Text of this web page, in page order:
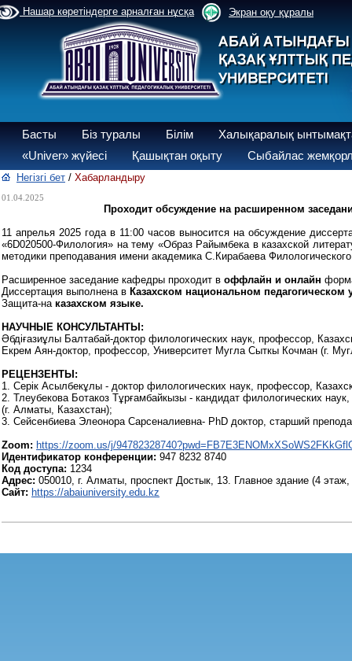
Нашар көретіндерге арналған нұсқа Экран оқу құралы
Басты Біз туралы Білім
Халықаралық
«Univer» жүйесі
Қашықтан оқыту Сыбайлас
Негізгі бет / Хабарландыру
01.04.2025
Проходит обсуждение на расширенном
11 апрелья 2025 года в 11:00 часов выносится на обсуждение
«6D020500-Филология» на тему «Образ Райымбека в казахской
методики преподавания имени академика С.Кирабаева
Расширенное заседание кафедры проходит в оффлайн и онлайн
Диссертация выполнена в Казахском национальном педагогическом
Защита-на казахском языке.
НАУЧНЫЕ КОНСУЛЬТАНТЫ:
Әбдіғазиұлы Балтабай-доктор филологических наук, профессор,
Екрем Аян-доктор, профессор, Университет Мугла Сыткы Кочман (г.
РЕЦЕНЗЕНТЫ:
1. Серік Асылбекұлы - доктор филологических наук, профессор,
2. Тлеубекова Ботакоз Тұрғамбайкызы - кандидат филологических
(г. Алматы, Казахстан);
3. Сейсенбиева Элеонора Сарсеналиевна- PhD доктор, старший
Zoom: https://zoom.us/j/
Идентификатор конференции: 947 8232 8740
Код доступа: 1234
Адрес: 050010, г. Алматы, проспект Достык, 13. Главное здание (4 этаж,
Сайт: https://abaiuniversity.edu.kz